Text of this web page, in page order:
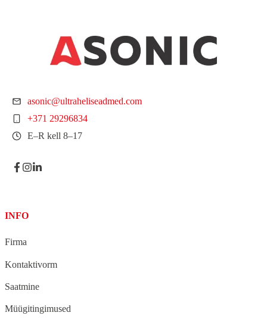
asonic@ultraheliseadmed.com
+371 29296834
E–R kell 8–17
INFO
Firma
Kontaktivorm
Saatmine
Müügitingimused